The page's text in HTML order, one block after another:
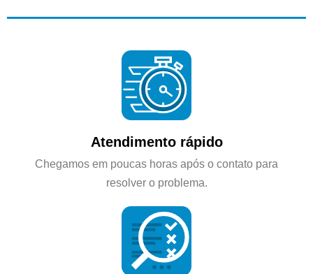
Atendimento rápido
Chegamos em poucas horas após o contato para
resolver o problema.